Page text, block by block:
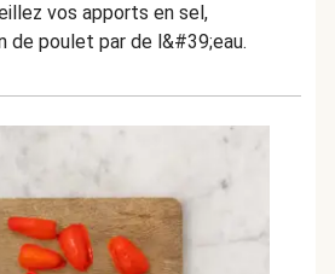
vos apports en sel,
de poulet par de l&#39;eau.